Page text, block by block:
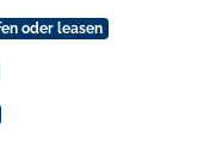
oder leasen